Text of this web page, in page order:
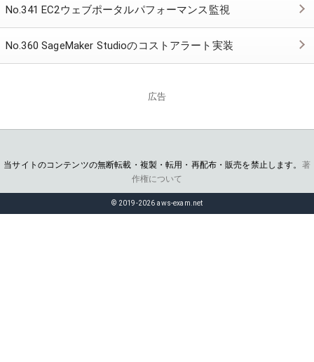
No.341 EC2ウェブポータルパフォーマンス監視
No.360 SageMaker Studioのコストアラート実装
広告
当サイトのコンテンツの無断転載・複製・転用・再配布・販売を禁止します。 著
作権について
© 2019-2026 aws-exam.net